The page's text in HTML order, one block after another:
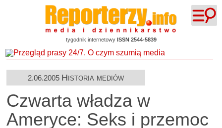
tygodnik internetowy ISSN 2544-5839
2.06.2005 Historia mediów
Czwarta władza w
Ameryce: Seks i przemoc